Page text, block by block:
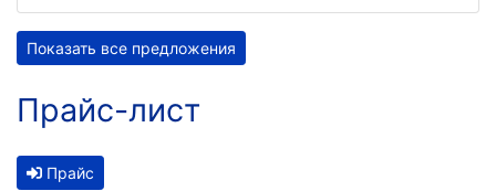
Показать все предложения
Прайс-лист
Прайс